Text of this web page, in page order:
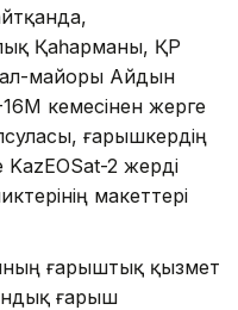
Қаһарманы, ҚР
майоры Айдын
кемесінен жерге
ғарышкердің
2 жерді
макеттері
ғарыштық қызмет
ғарыш